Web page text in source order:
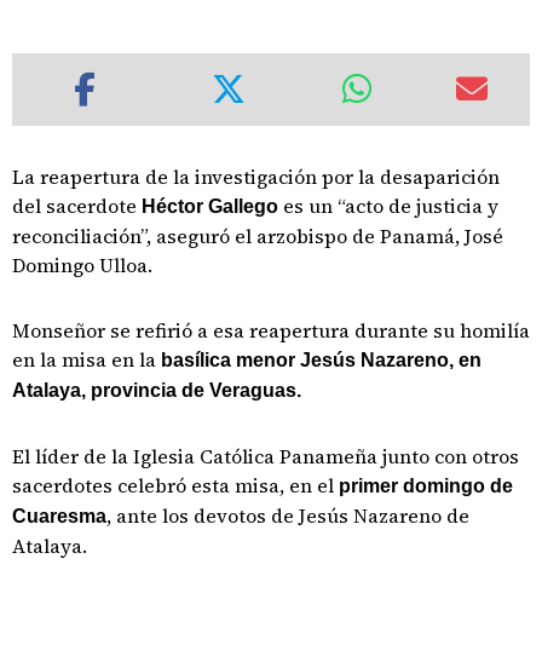
La reapertura de la investigación por la desaparición
del sacerdote Héctor Gallego es un “acto de justicia y
reconciliación”, aseguró el arzobispo de Panamá, José
Domingo Ulloa.
Monseñor se refirió a esa reapertura durante su homilía
en la misa en la basílica menor Jesús Nazareno, en
Atalaya, provincia de Veraguas.
El líder de la Iglesia Católica Panameña junto con otros
sacerdotes celebró esta misa, en el primer domingo de
Cuaresma, ante los devotos de Jesús Nazareno de
Atalaya.